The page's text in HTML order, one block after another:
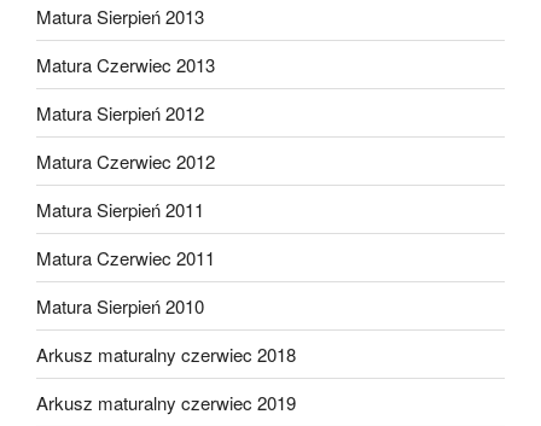
Matura Sierpień 2013
Matura Czerwiec 2013
Matura Sierpień 2012
Matura Czerwiec 2012
Matura Sierpień 2011
Matura Czerwiec 2011
Matura Sierpień 2010
Arkusz maturalny czerwiec 2018
Arkusz maturalny czerwiec 2019